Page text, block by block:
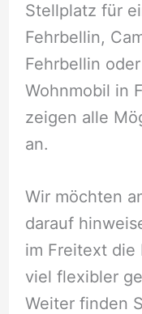
Stellplatz für
Fehrbellin,
Fehrbellin
Wohnmobil in
zeigen alle
an.
Wir möchten
darauf
im Freitext die
viel flexibler
Weiter finden